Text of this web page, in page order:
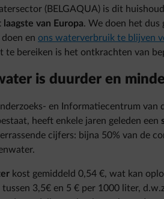
(BELGAQUA) is dit
laagste van Europa. We doen het dus
en ons waterverbruik te blijven
te bereiken is het ontkrachten van
is duurder en
en Informatiecentrum van
heeft enkele jaren geleden een
cijfers: bijna 50% van de
kost gemiddeld 0,54 €, wat kan
3,5€ en 5 € per 1000 liter,